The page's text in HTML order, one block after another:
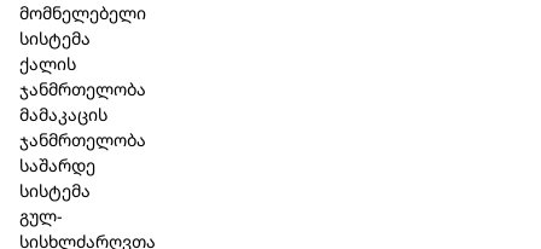
მომნელებელი
სისტემა
ქალის
ჯანმრთელობა
მამაკაცის
ჯანმრთელობა
საშარდე
სისტემა
გულ-
სისხლძარღვთა
16,93 ₾
არ არის მარაგში